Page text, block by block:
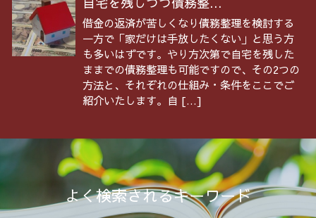
借金の返済が苦しくなり債務整理を検討する
一方で「家だけは手放したくない」と思う方
も多いはずです。やり方次第で自宅を残した
ままでの債務整理も可能ですので、その2つの
方法と、それぞれの仕組み・条件をここでご
紹介いたします。自 […]
よく検索されるキーワード